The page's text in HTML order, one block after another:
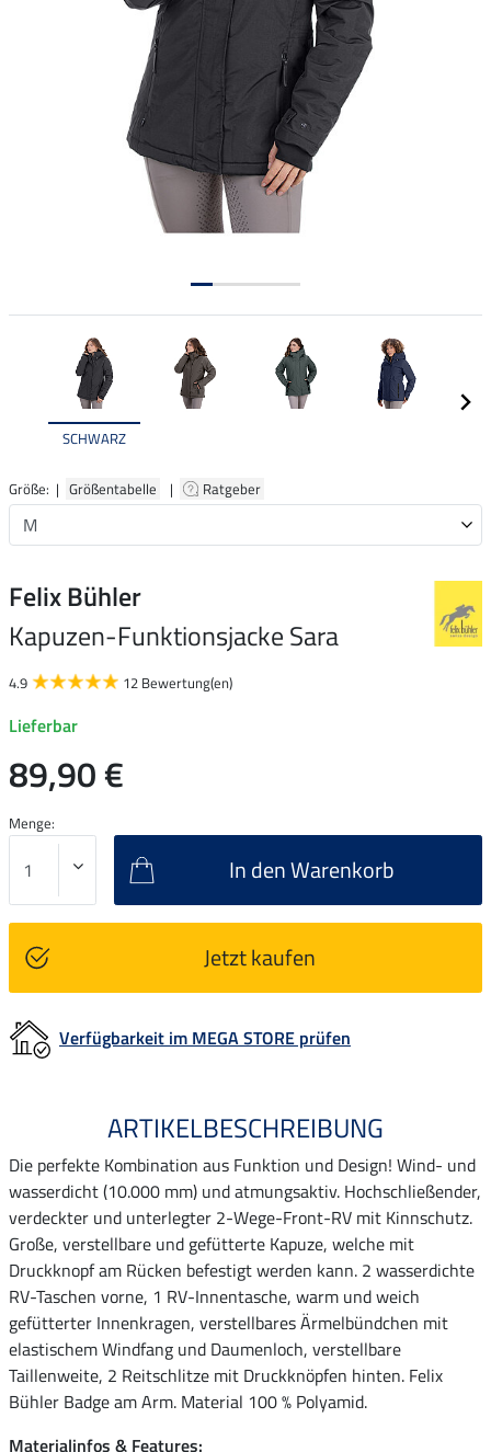
SCHWARZ
Größe: | Größentabelle | Ratgeber
Felix Bühler
Kapuzen-Funktionsjacke Sara
4.9 12 Bewertung(en)
Lieferbar
89,90 €
Menge:
In den Warenkorb
Jetzt kaufen
Verfügbarkeit im MEGA STORE prüfen
ARTIKELBESCHREIBUNG
Die perfekte Kombination aus Funktion und Design! Wind- und
wasserdicht (10.000 mm) und atmungsaktiv. Hochschließender,
verdeckter und unterlegter 2-Wege-Front-RV mit Kinnschutz.
Große, verstellbare und gefütterte Kapuze, welche mit
Druckknopf am Rücken befestigt werden kann. 2 wasserdichte
RV-Taschen vorne, 1 RV-Innentasche, warm und weich
gefütterter Innenkragen, verstellbares Ärmelbündchen mit
elastischem Windfang und Daumenloch, verstellbare
Taillenweite, 2 Reitschlitze mit Druckknöpfen hinten. Felix
Bühler Badge am Arm. Material 100 % Polyamid.
Materialinfos & Features: